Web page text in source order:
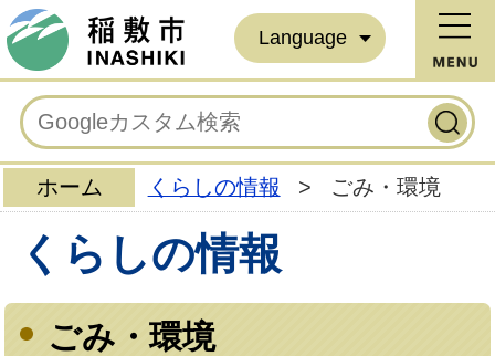
Language
ホーム くらしの情報 > ごみ・環境
くらしの情報
ごみ・環境